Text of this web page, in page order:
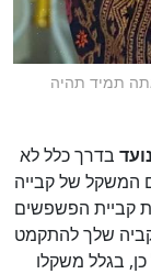
תמיד תהיה
נועד בדרך כלל לא
המשקל של קבייה
קביית הפשפשים
שלך להתקמט
בגלל משקלו